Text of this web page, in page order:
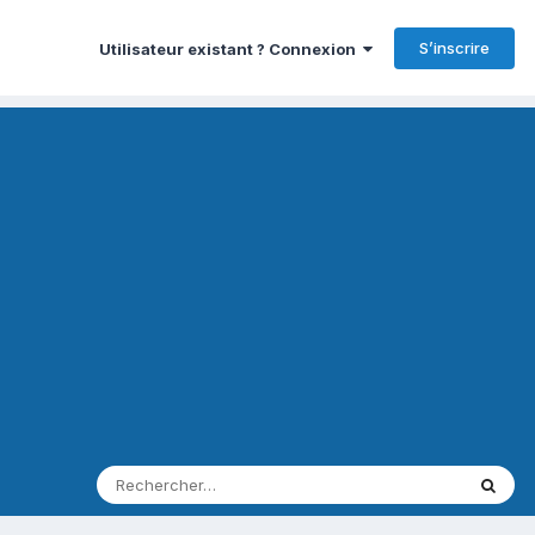
Utilisateur existant ? Connexion S’inscrire